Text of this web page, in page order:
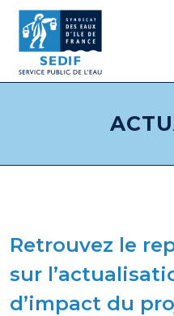
Retrouvez le
sur
d’impact du